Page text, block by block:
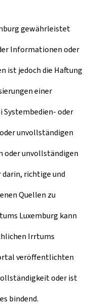
gewährleistet
Informationen oder
ist jedoch die Haftung
einer
oder
unvollständigen
oder unvollständigen
richtige und
Quellen zu
Luxemburg kann
Irrtums
veröffentlichten
oder ist
bindend.